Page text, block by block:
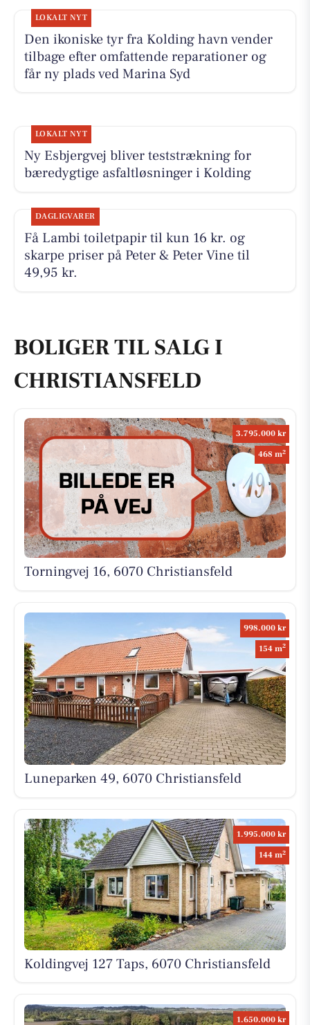
LOKALT NYT
Den ikoniske tyr fra Kolding havn vender
tilbage efter omfattende reparationer og
får ny plads ved Marina Syd
LOKALT NYT
Ny Esbjergvej bliver teststrækning for
bæredygtige asfaltløsninger i Kolding
DAGLIGVARER
Få Lambi toiletpapir til kun 16 kr. og
skarpe priser på Peter & Peter Vine til
49,95 kr.
BOLIGER TIL SALG I
CHRISTIANSFELD
3.795.000 kr
468 m2
Torningvej 16, 6070 Christiansfeld
998.000 kr
154 m2
Luneparken 49, 6070 Christiansfeld
1.995.000 kr
144 m2
Koldingvej 127 Taps, 6070 Christiansfeld
1.650.000 kr